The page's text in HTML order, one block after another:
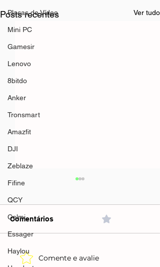
Placas de Vídeo
Mini PC
Gamesir
Lenovo
8bitdo
Anker
Tronsmart
Amazfit
DJI
Zeblaze
Fifine
QCY
Colmi
Essager
Haylou
Posts recentes Ver tudo
Máquina de Cortar
Comentários
Comente e avalie